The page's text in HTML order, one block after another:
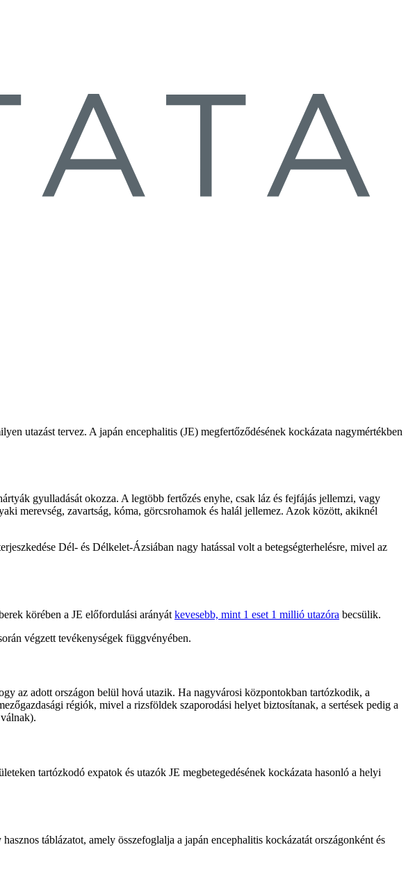
utazást tervez. A japán encephalitis (JE) megfertőződésének kockázata nagymértékben
gyulladását okozza. A legtöbb fertőzés enyhe, csak láz és fejfájás jellemzi, vagy
merevség, zavartság, kóma, görcsrohamok és halál jellemez. Azok között, akiknél
Dél- és Délkelet-Ázsiában nagy hatással volt a betegségterhelésre, mivel az
körében a JE előfordulási arányát kevesebb, mint 1 eset 1 millió utazóra becsülik.
végzett tevékenységek függvényében.
az adott országon belül hová utazik. Ha nagyvárosi központokban tartózkodik, a
régiók, mivel a rizsföldek szaporodási helyet biztosítanak, a sertések pedig a
tartózkodó expatok és utazók JE megbetegedésének kockázata hasonló a helyi
táblázatot, amely összefoglalja a japán encephalitis kockázatát országonként és